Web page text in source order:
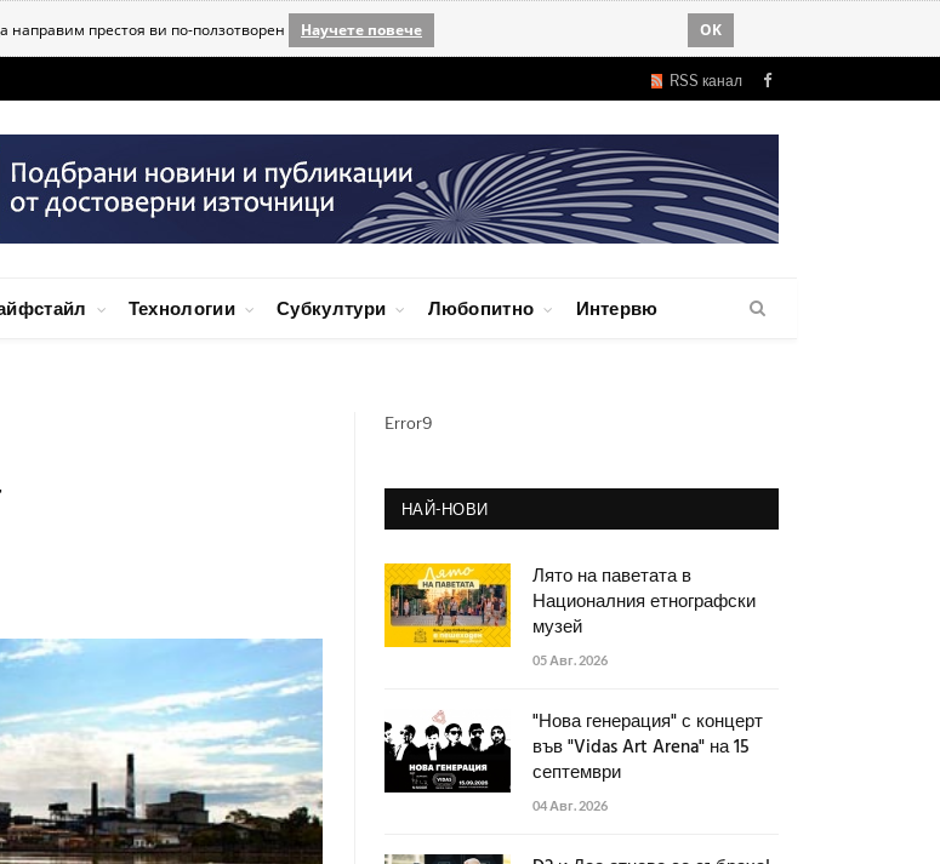
престоя ви по-ползотворен Научете повече OK
RSS канал Facebook
Технологии Субкултури Любопитно Интервю
Error9
НАЙ-НОВИ
Лято на паветата в
Националния етнографски
музей
05 Авг. 2026
"Нова генерация" с концерт
във "Vidas Art Arena" на 15
септември
04 Авг. 2026